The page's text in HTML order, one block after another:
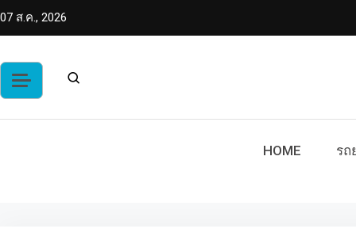
Skip
07 ส.ค., 2026
HOME ร